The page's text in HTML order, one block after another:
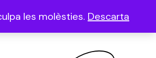
(0)
les molèsties. Descarta